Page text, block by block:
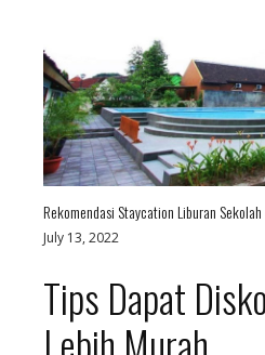
Rekomendasi Staycation Liburan
July 13, 2022
Tips Dapat
Lebih Murah